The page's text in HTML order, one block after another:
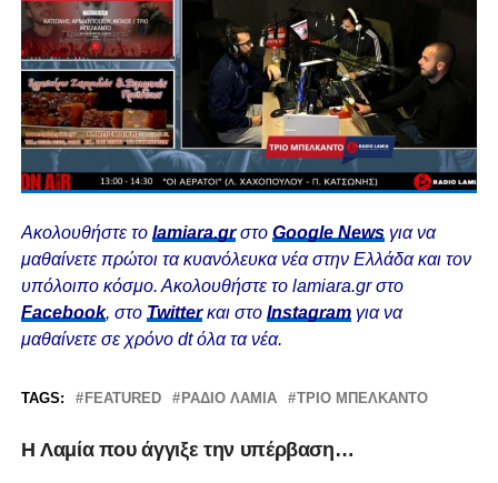
Ακολουθήστε το lamiara.grστο Google Newsγια να
μαθαίνετε πρώτοι τα κυανόλευκα νέα στην Ελλάδα και τον
υπόλοιπο κόσμο. Ακολουθήστε το lamiara.gr στο
Facebook, στο Twitterκαι στο Instagram για να
μαθαίνετε σε χρόνο dt όλα τα νέα.
TAGS: FEATURED ΡΆΔΙΟ ΛΑΜΊΑ ΤΡΙΟ ΜΠΕΛΚΑΝΤΟ
H Λαμία που άγγιξε την υπέρβαση…